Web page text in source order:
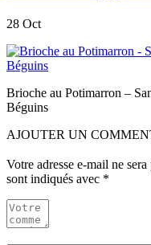
28 Oct
Brioche au Potimarron –
Béguins
AJOUTER UN
Votre adresse e-mail ne sera
sont indiqués avec *